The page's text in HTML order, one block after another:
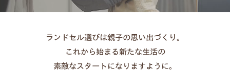
ランドセル選びは親子の思い出づくり。
これから始まる新たな生活の
素敵なスタートになりますように。